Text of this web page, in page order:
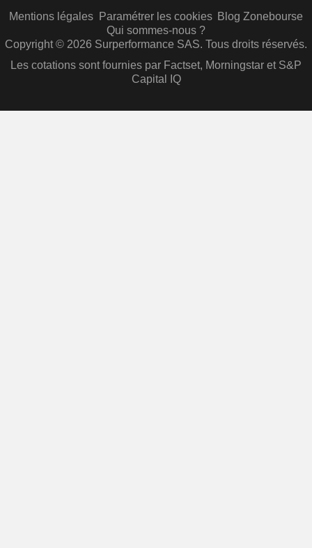
Mentions légales Paramétrer les cookies Blog Zonebourse
Qui sommes-nous ?
Copyright © 2026 Surperformance SAS. Tous droits réservés.
Les cotations sont fournies par Factset, Morningstar et S&P
Capital IQ